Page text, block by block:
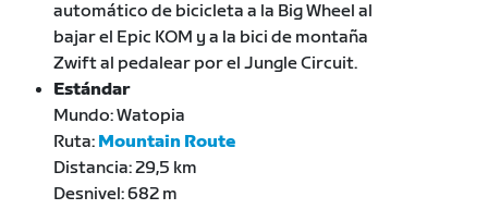
automático de bicicleta a la Big Wheel al
bajar el Epic KOM y a la bici de montaña
Zwift al pedalear por el Jungle Circuit.
Estándar
Mundo: Watopia
Ruta: Mountain Route
Distancia: 29,5 km
Desnivel: 682 m